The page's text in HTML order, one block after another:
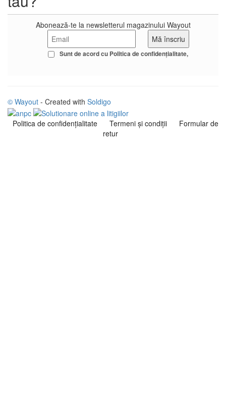
Abonează-te la newsletterul magazinului Wayout
Sunt de acord cu Politica de confidenţialitate
© Wayout - Created with Soldigo
Politica de confidenţialitate Termeni şi condiţii
Formular de
retur